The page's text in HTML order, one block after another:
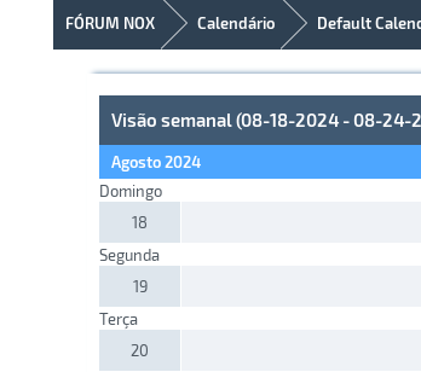
FÓRUM NOX Calendário Default
Visão semanal (08-18-2024 - 08-24-
Agosto 2024
Domingo
18
Segunda
19
Terça
20